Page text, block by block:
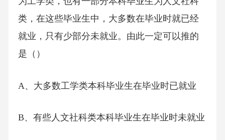
类，在这些毕业生中，大多数在毕业时就已经
就业，只有少部分未就业。由此一定可以推的
是（）
A、大多数工学类本科毕业生在毕业时已就业
B、有些人文社科类本科毕业生在毕业时未就业